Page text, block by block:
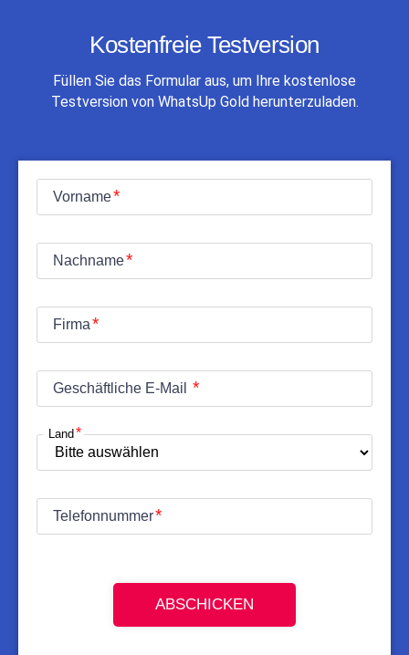
Kostenfreie Testversion
Füllen Sie das Formular aus, um Ihre kostenlose
Testversion von WhatsUp Gold herunterzuladen.
Vorname
Nachname
Firma
Geschäftliche E-Mail
Land
Telefonnummer
ABSCHICKEN